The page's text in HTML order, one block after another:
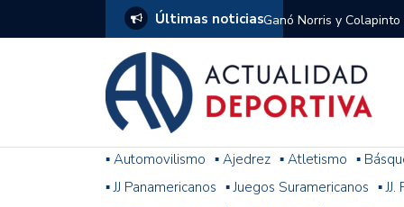
Últimas noticiasGanó Norris y
1
El penal de Barracas
Monumental
Se jugó una nueva
Arrancó el Torneo
▪ Automovilismo ▪ Ajedrez ▪ Atletismo ▪
▪ JJ Panamericanos ▪ Juegos Suramericanos ▪